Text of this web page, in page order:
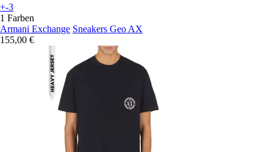
+-3
1 Farben
Armani Exchange Sneakers Geo AX
155,00 €